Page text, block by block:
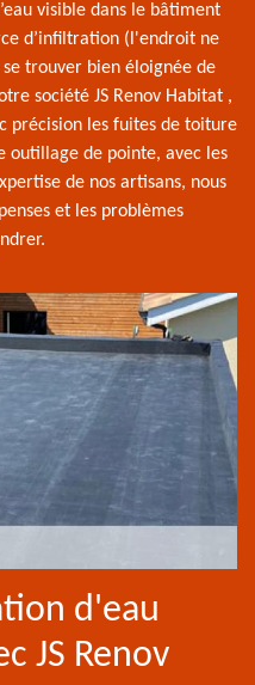
visible dans le bâtiment
d’infiltration (l'endroit ne
trouver bien éloignée de
société JS Renov Habitat ,
précision les fuites de toiture
outillage de pointe, avec les
de nos artisans, nous
et les problèmes
d'eau
JS Renov